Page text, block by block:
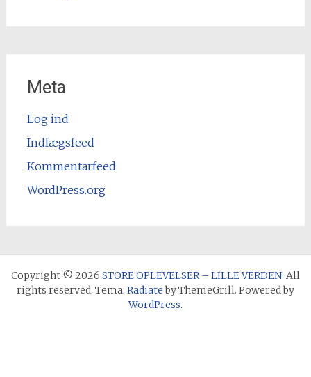
Meta
Log ind
Indlægsfeed
Kommentarfeed
WordPress.org
Copyright © 2026 STORE OPLEVELSER – LILLE VERDEN. All
rights reserved. Tema: Radiateby ThemeGrill. Powered by
WordPress.